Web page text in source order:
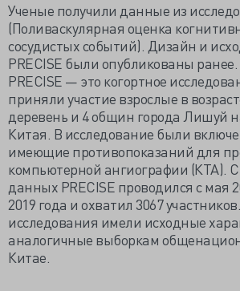
Ученые получили данные из
(Поливаскулярная оценка
сосудистых событий). Дизайн и
PRECISE были опубликованы
PRECISE — это когортное
приняли участие взрослые в
деревень и 4 общин города Лишуй
Китая. В исследование были
имеющие противопоказаний для
компьютерной ангиографии (КТА).
данных PRECISE проводился с мая
2019 года и охватил 3067
исследования имели исходные
аналогичные выборкам
Китае.